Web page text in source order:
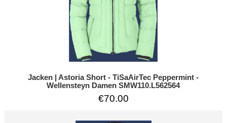
Jacken | Astoria Short - TiSaAirTec Peppermint -
Wellensteyn Damen SMW110.L562564
€70.00